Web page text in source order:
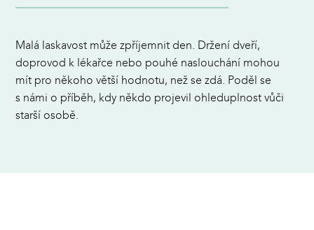
Malá laskavost může zpříjemnit den. Držení dveří,
doprovod k lékařce nebo pouhé naslouchání mohou
mít pro někoho větší hodnotu, než se zdá. Poděl se
s námi o příběh, kdy někdo projevil ohleduplnost vůči
starší osobě.